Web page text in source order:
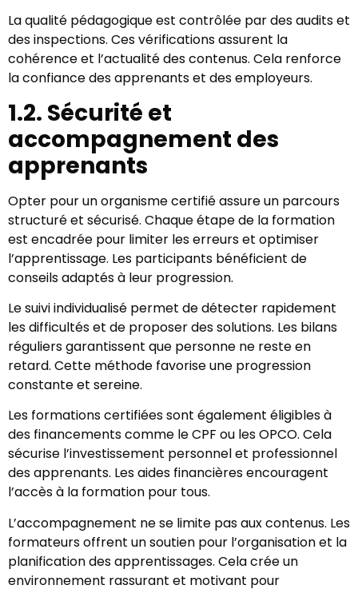
La qualité pédagogique est contrôlée par des audits et
des inspections. Ces vérifications assurent la
cohérence et l’actualité des contenus. Cela renforce
la confiance des apprenants et des employeurs.
1.2. Sécurité et
accompagnement des
apprenants
Opter pour un organisme certifié assure un parcours
structuré et sécurisé. Chaque étape de la formation
est encadrée pour limiter les erreurs et optimiser
l’apprentissage. Les participants bénéficient de
conseils adaptés à leur progression.
Le suivi individualisé permet de détecter rapidement
les difficultés et de proposer des solutions. Les bilans
réguliers garantissent que personne ne reste en
retard. Cette méthode favorise une progression
constante et sereine.
Les formations certifiées sont également éligibles à
des financements comme le CPF ou les OPCO. Cela
sécurise l’investissement personnel et professionnel
des apprenants. Les aides financières encouragent
l’accès à la formation pour tous.
L’accompagnement ne se limite pas aux contenus. Les
formateurs offrent un soutien pour l’organisation et la
planification des apprentissages. Cela crée un
environnement rassurant et motivant pour